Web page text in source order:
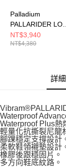
Palladium
PALLARIDER LO
WPA~FULL GREY
女 休閒鞋
NT$3,940
NT$4,380
詳
Waterproof
Waterproof Plus熱
輕量化抗撕裂尼龍
腳踝穩定支撐設計
柔軟鞋領襯墊設計
橡膠後跟穩固片。
多方向鞋底紋路​。